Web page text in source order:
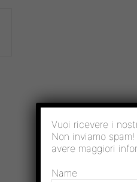
Vuoi ricevere i
Non inviamo
avere maggiori
Name